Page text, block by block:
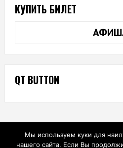
КУПИТЬ БИЛЕТ
QT BUTTON
Мы используем куки для
нашего сайта. Если Вы